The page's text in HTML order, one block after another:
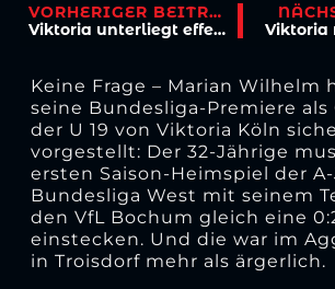
VORHERIGER BEITRAG
Viktoria unterliegt effektiven Wiesbadenern
Keine Frage – Marian Wilhelm
seine Bundesliga-Premiere als
der U 19 von Viktoria Köln
vorgestellt: Der 32-Jährige
ersten Saison-Heimspiel der
Bundesliga West mit seinem
den VfL Bochum gleich eine
einstecken. Und die war im
in Troisdorf mehr als ärgerlich.